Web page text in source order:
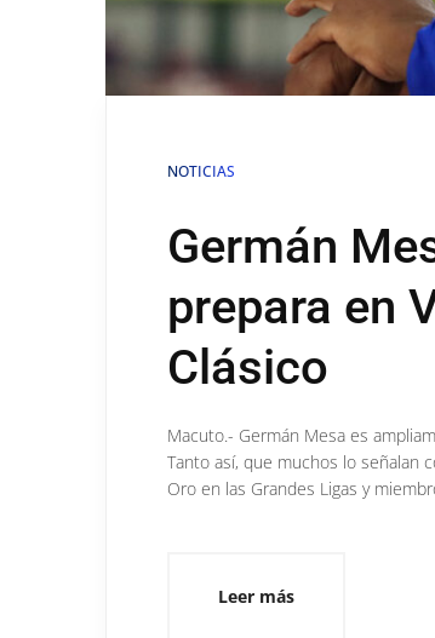
NOTICIAS
Germán
prepara en
Clásico
Macuto.- Germán Mesa es
Tanto así, que muchos lo señalan
Oro en las Grandes Ligas y
Leer más